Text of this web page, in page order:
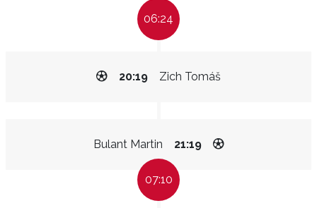
06:24
Zich Tomáš
20:19
Bulant Martin 21:19
07:10